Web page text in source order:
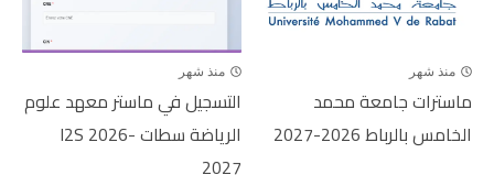
منذ شهر
ماسترات جامعة محمد
الخامس بالرباط 2026-2027
منذ شهر
التسجيل في ماستر معهد علوم
الرياضة سطات I2S 2026-
2027